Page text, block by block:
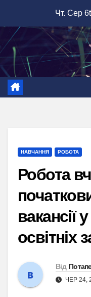
вмісту
Чт. Сер
НАВЧАННЯ РОБОТА
Робота
вакансії
освітніх
Від
ЧЕР 24,